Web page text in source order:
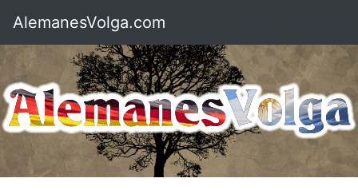
AlemanesVolga.com